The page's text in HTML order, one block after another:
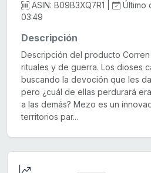
ASIN: B09B3XQ7R1 |
Último
03:49
Descripción
Descripción del producto
rituales y de guerra. Los dioses
buscando la devoción que les da
pero ¿cuál de ellas perdurará
a las demás? Mezo es un
territorios par...